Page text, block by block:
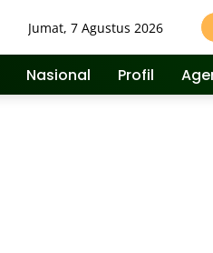
Jumat, 7 Agustus 2026
Nasional Profil